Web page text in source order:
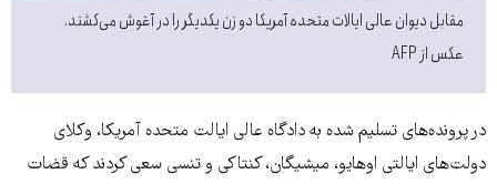
مقابل دیوان عالی ایالات متحده آمریکا دو زن یکدیگر را در آغوش می‌کشند.
عکس از AFP
در پرونده‌های تسلیم شده به دادگاه عالی ایالت متحده آمریکا، وکلای
دولت‌های ایالتی اوهایو، میشیگان، کنتاکی و تنسی سعی کردند که قضات